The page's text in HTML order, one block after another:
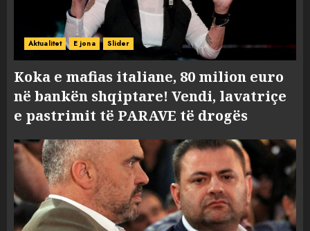
Aktualitet E jona Slider
Koka e mafias italiane, 80 milion euro
në bankën shqiptare! Vendi, lavatriçe
e pastrimit të PARAVE të drogës